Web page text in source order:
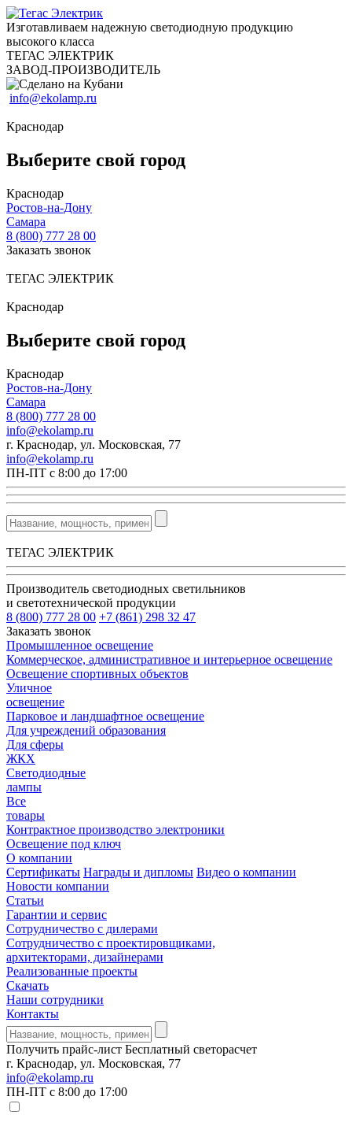
Изготавливаем надежную светодиодную продукцию
высокого класса
ТЕГАС ЭЛЕКТРИК
ЗАВОД-ПРОИЗВОДИТЕЛЬ
info@ekolamp.ru
Краснодар
Выберите свой город
Краснодар
Ростов-на-Дону
Самара
8 (800) 777 28 00
Заказать звонок
ТЕГАС ЭЛЕКТРИК
Краснодар
Выберите свой город
Краснодар
Ростов-на-Дону
Самара
8 (800) 777 28 00
info@ekolamp.ru
г. Краснодар, ул. Московская, 77
info@ekolamp.ru
ПН-ПТ с 8:00 до 17:00
ТЕГАС ЭЛЕКТРИК
Производитель светодиодных светильников
и светотехнической продукции
8 (800) 777 28 00 +7 (861) 298 32 47
Заказать звонок
Промышленное освещение
Коммерческое, административное и интерьерное освещение
Освещение спортивных объектов
Уличное
освещение
Парковое и ландшафтное освещение
Для учреждений образования
Для сферы
ЖКХ
Светодиодные
лампы
Все
товары
Контрактное производство электроники
Освещение под ключ
О компании
Сертификаты Награды и дипломы Видео о компании
Новости компании
Статьи
Гарантии и сервис
Сотрудничество с дилерами
Сотрудничество с проектировщиками,
архитекторами, дизайнерами
Реализованные проекты
Скачать
Наши сотрудники
Контакты
Получить прайс-лист Бесплатный светорасчет
г. Краснодар, ул. Московская, 77
info@ekolamp.ru
ПН-ПТ с 8:00 до 17:00